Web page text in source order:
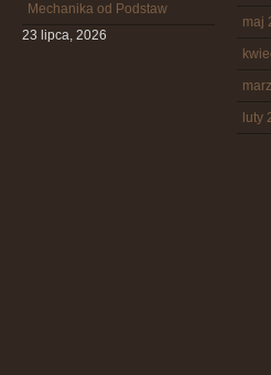
Mechanika od Podstaw
23 lipca, 2026
maj
luty